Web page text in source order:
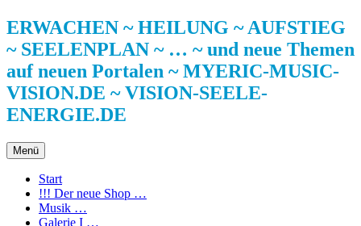
ERWACHEN ~ HEILUNG ~ AUFSTIEG
~ SEELENPLAN ~ … ~ und neue Themen
auf neuen Portalen ~ MYERIC-MUSIC-
VISION.DE ~ VISION-SEELE-
ENERGIE.DE
Menü
Start
!!! Der neue Shop …
Musik …
Galerie I …